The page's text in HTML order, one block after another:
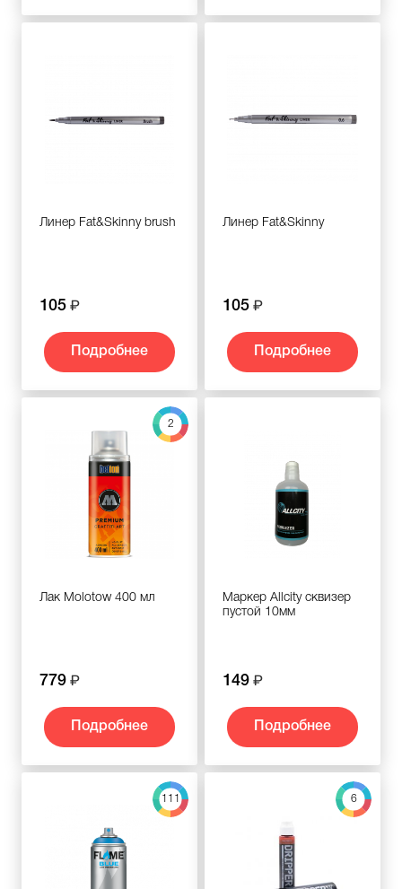
Линер Fat&Skinny brush
105
Подробнее
Линер Fat&Skinny
105
Подробнее
2
Лак Molotow 400 мл
779
Подробнее
Маркер Allcity сквизер
пустой 10мм
149
Подробнее
111 6